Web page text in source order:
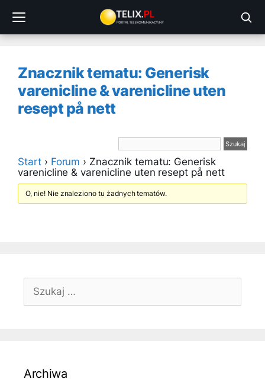
treści
Znacznik tematu: Generisk
varenicline & varenicline uten
resept på nett
Start › Forum › Znacznik tematu: Generisk
varenicline & varenicline uten resept på nett
O, nie! Nie znaleziono tu żadnych tematów.
Szukaj:
Archiwa